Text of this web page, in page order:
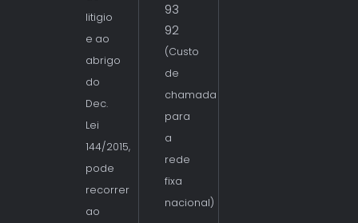
litigio
e ao
abrigo
do
Dec.
Lei
144/2015,
pode
recorrer
ao
93
92
(Custo
de
chamada
para
a
rede
fixa
nacional)